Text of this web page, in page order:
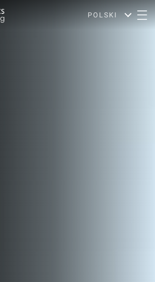
POLSKI